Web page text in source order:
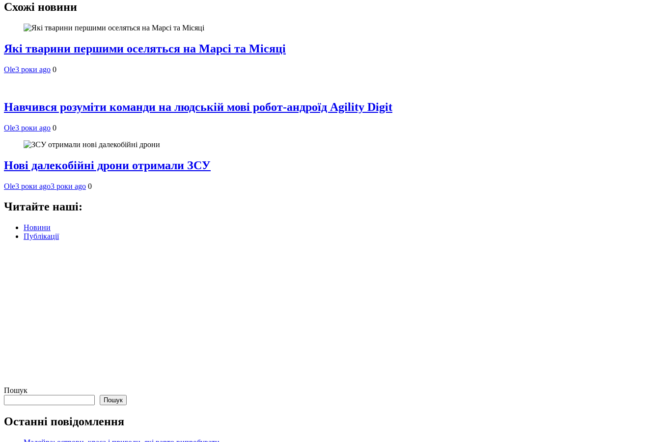
Схожі новини
Які тварини першими оселяться на Марсі та Місяці
Ole3 роки ago 0
Навчився розуміти команди на людській мові робот-андроїд Agility Digit
Ole3 роки ago 0
Нові далекобійні дрони отримали ЗСУ
Ole3 роки ago3 роки ago 0
Читайте наші:
Новини
Публікації
Пошук
Пошук
Останні повідомлення